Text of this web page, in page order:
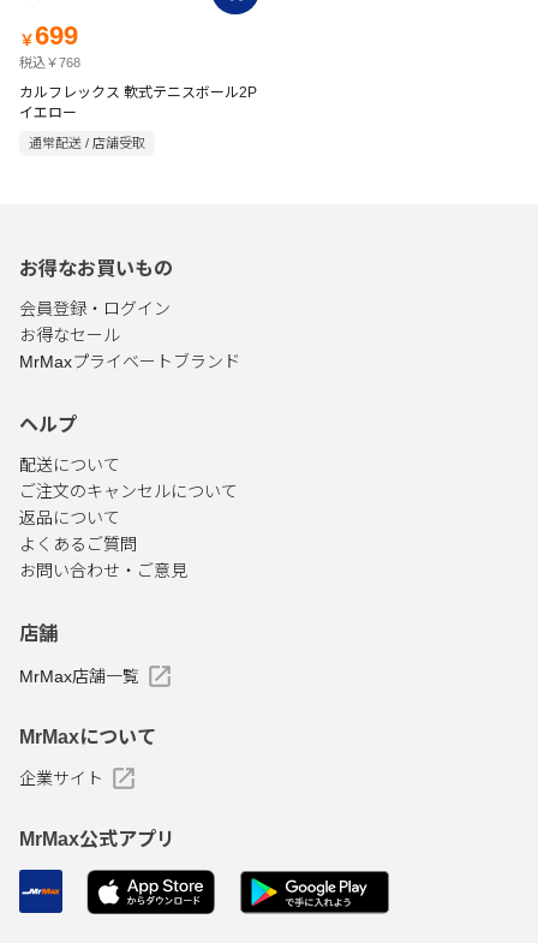
￥699
税込￥768
カルフレックス 軟式テニスボール2P
イエロー
通常配送 / 店舗受取
お得なお買いもの
会員登録・ログイン
お得なセール
MrMaxプライベートブランド
ヘルプ
配送について
ご注文のキャンセルについて
返品について
よくあるご質問
お問い合わせ・ご意見
店舗
MrMax店舗一覧
MrMaxについて
企業サイト
MrMax公式アプリ